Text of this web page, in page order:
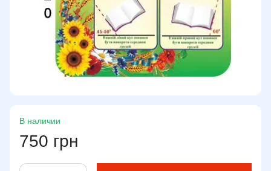
В наличии
750 грн